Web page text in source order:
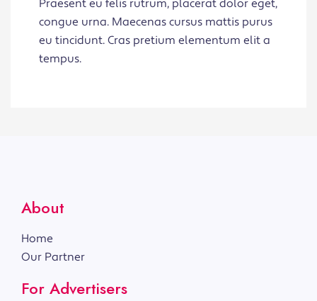
Praesent eu felis rutrum, placerat dolor eget,
congue urna. Maecenas cursus mattis purus
eu tincidunt. Cras pretium elementum elit a
tempus.
About
Home
Our Partner
For Advertisers